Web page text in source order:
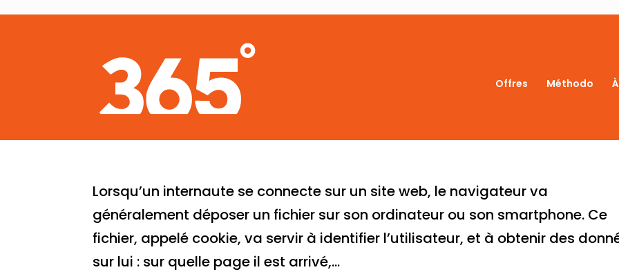
Offres Méthodo
Lorsqu’un internaute se connecte sur un site web, le navigateur va
généralement déposer un fichier sur son ordinateur ou son smartphone. Ce
fichier, appelé cookie, va servir à identifier l’utilisateur, et à obtenir des
sur lui : sur quelle page il est arrivé,...